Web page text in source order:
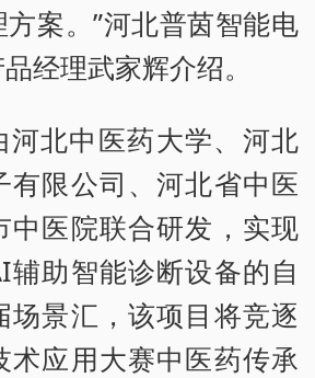
案。”河北普茵智能电
经理武家辉介绍。
河北中医药大学、河北
有限公司、河北省中医
中医院联合研发，实现
辅助智能诊断设备的自
场景汇，该项目将竞逐
术应用大赛中医药传承